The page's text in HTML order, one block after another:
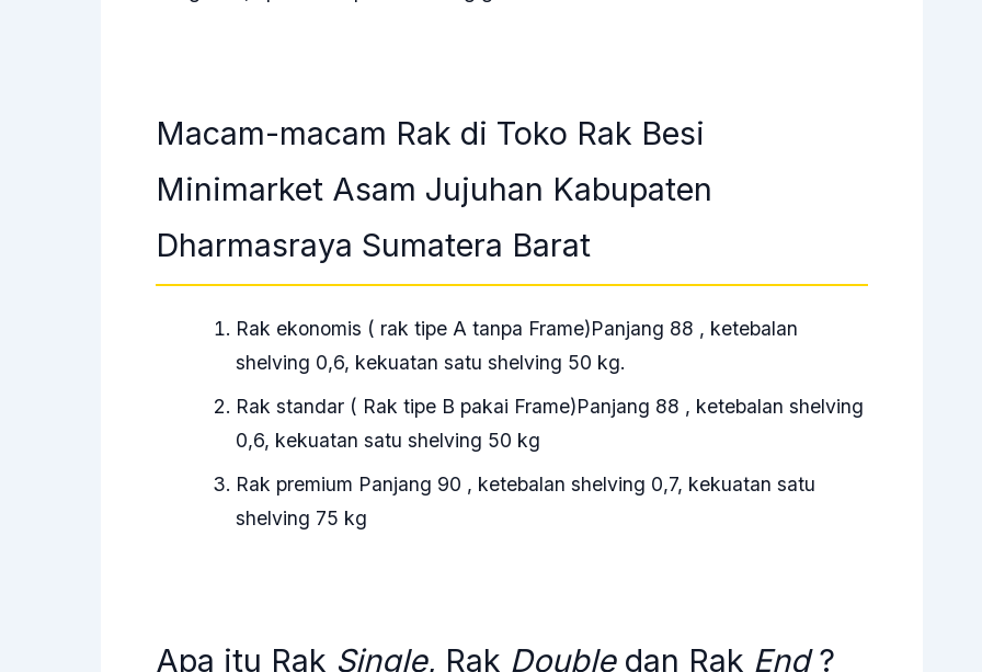
Macam-macam Rak di Toko Rak Besi
Minimarket Asam Jujuhan Kabupaten
Dharmasraya Sumatera Barat
Rak ekonomis ( rak tipe A tanpa Frame)Panjang 88 , ketebalan
shelving 0,6, kekuatan satu shelving 50 kg.
Rak standar ( Rak tipe B pakai Frame)Panjang 88 , ketebalan shelving
0,6, kekuatan satu shelving 50 kg
Rak premium Panjang 90 , ketebalan shelving 0,7, kekuatan satu
shelving 75 kg
Apa itu Rak Single, Rak Doubledan Rak End?